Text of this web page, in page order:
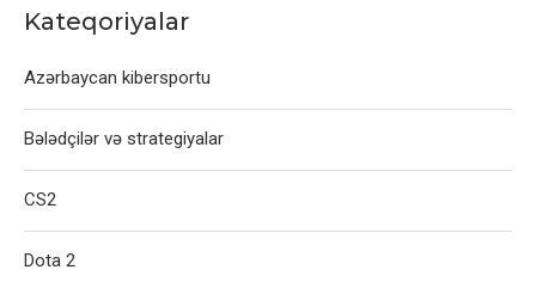
Kateqoriyalar
Azərbaycan kibersportu
Bələdçilər və strategiyalar
CS2
Dota 2